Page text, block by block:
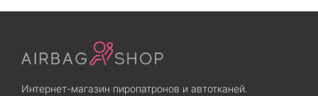
Интернет-магазин пиропатронов и автотканей.